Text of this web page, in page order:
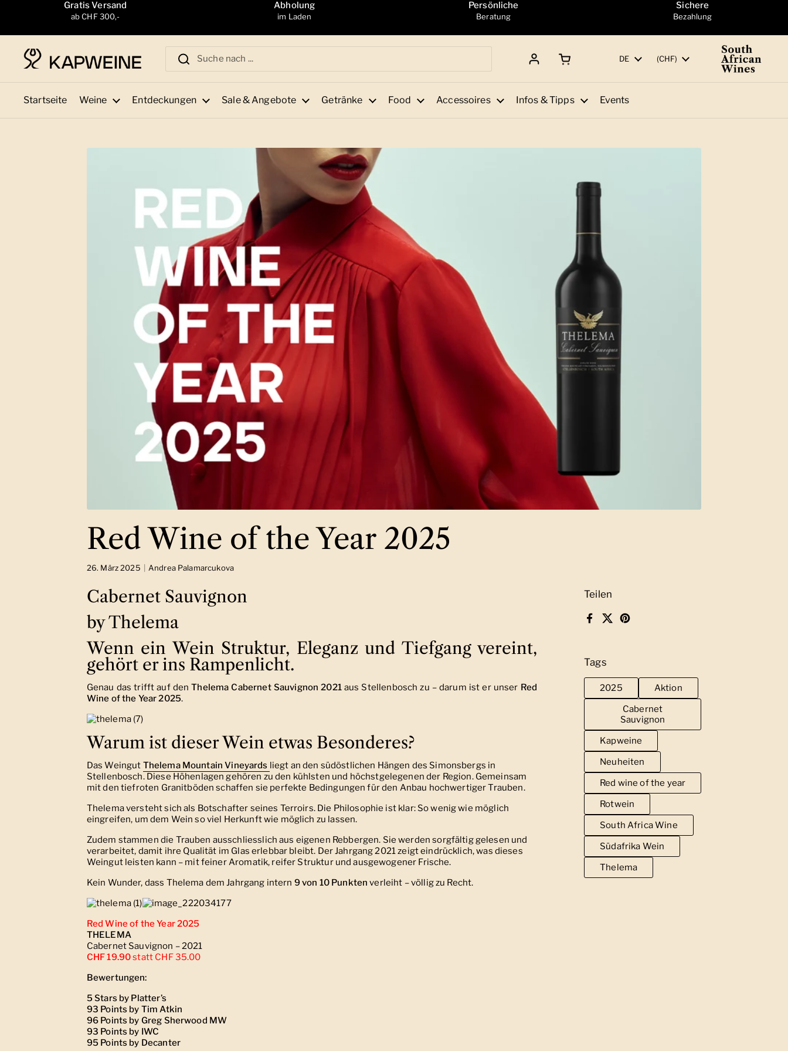
Zum Inhalt springenGratis Versand
ab CHF 300,-
Abholung
im Laden
Persönliche
Beratung
Sichere
Bezahlung
Sprache
DE Land/Region
(CHF)
Startseite Weine Entdeckungen Sale & Angebote Getränke Food Accessoires Infos & Tipps Events
Red Wine of the Year 2025
26. März 2025 Andrea Palamarcukova
Teilen
Facebook
X (Twitter)
Pinterest
Tags
2025
Aktion
Cabernet
Sauvignon
Kapweine
Neuheiten
Red wine of the year
Rotwein
South Africa Wine
Südafrika Wein
Thelema
Cabernet Sauvignon
by Thelema
Wenn ein Wein Struktur, Eleganz und Tiefgang vereint,
gehört er ins Rampenlicht.
Genau das trifft auf denThelema Cabernet Sauvignon 2021aus Stellenbosch zu – darum ist er unser Red
Wine of the Year 2025.
Warum ist dieser Wein etwas Besonderes?
Das Weingut Thelema Mountain Vineyards liegt an den südöstlichen Hängen des Simonsbergs in
Stellenbosch. Diese Höhenlagen gehören zu den kühlsten und höchstgelegenen der Region. Gemeinsam
mit den tiefroten Granitböden schaffen sie perfekte Bedingungen für den Anbau hochwertiger Trauben.
Thelema versteht sich als Botschafter seines Terroirs. Die Philosophie ist klar: So wenig wie möglich
eingreifen, um dem Wein so viel Herkunft wie möglich zu lassen.
Zudem stammen die Trauben ausschliesslich aus eigenen Rebbergen. Sie werden sorgfältig gelesen und
verarbeitet, damit ihre Qualität im Glas erlebbar bleibt. Der Jahrgang 2021 zeigt eindrücklich, was dieses
Weingut leisten kann – mit feiner Aromatik, reifer Struktur und ausgewogener Frische.
Kein Wunder, dass Thelema dem Jahrgang intern 9 von 10 Punkten verleiht – völlig zu Recht.
Red Wine of the Year 2025
THELEMA
Cabernet Sauvignon – 2021
CHF 19.90statt CHF 35.00
Bewertungen:
5 Stars by Platter’s
93 Points by Tim Atkin
96 Points by Greg Sherwood MW
93 Points by IWC
95 Points by Decanter